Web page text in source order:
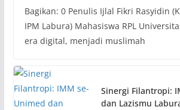
Bagikan: 0 Penulis Ijlal Fikri Rasyidin
IPM Labura) Mahasiswa RPL
era digital, menjadi muslimah
Sinergi Filantropi:
dan Lazismu